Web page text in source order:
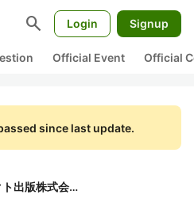
search Login Signup
Official Event Official
since last update.
ダイレクト出版株式会社